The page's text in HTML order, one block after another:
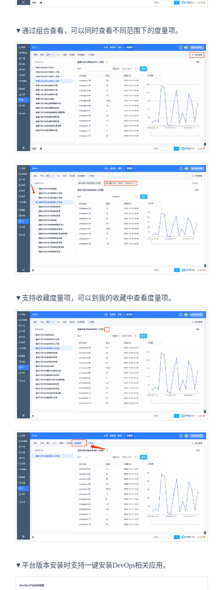
▼通过组合查看，可以同时查看不同范围下的度量项。
▼支持收藏度量项，可以到我的收藏中查看度量项。
▼平台版本安装时支持一键安装DevOps相关应用。